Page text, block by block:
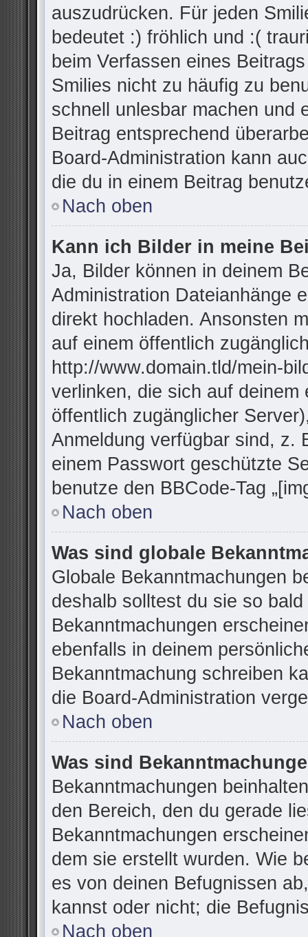
auszudrücken. Für jeden
bedeutet :) fröhlich und :(
beim Verfassen eines
Smilies nicht zu häufig zu
schnell unlesbar machen und
Beitrag entsprechend
Board-Administration kann
die du in einem Beitrag
Nach oben
Kann ich Bilder in meine
Ja, Bilder können in deinem
Administration Dateianhänge
direkt hochladen. Ansonsten
auf einem öffentlich
http://www.domain.tld/mein-
verlinken, die sich auf
öffentlich zugänglicher
Anmeldung verfügbar sind, z.
einem Passwort geschützte
benutze den BBCode-Tag
Nach oben
Was sind globale
Globale Bekanntmachungen
deshalb solltest du sie so
Bekanntmachungen
ebenfalls in deinem
Bekanntmachung schreiben
die Board-Administration
Nach oben
Was sind
Bekanntmachungen
den Bereich, den du gerade
Bekanntmachungen
dem sie erstellt wurden. Wie
es von deinen Befugnissen
kannst oder nicht; die
Nach oben